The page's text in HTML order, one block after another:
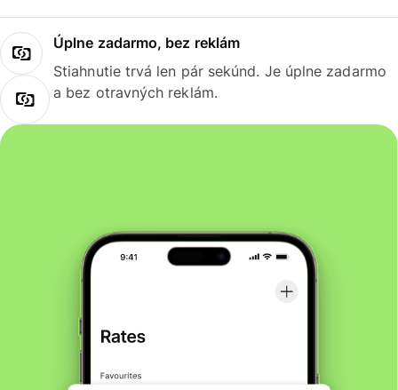
Úplne zadarmo, bez reklám
Stiahnutie trvá len pár sekúnd. Je úplne zadarmo
a bez otravných reklám.